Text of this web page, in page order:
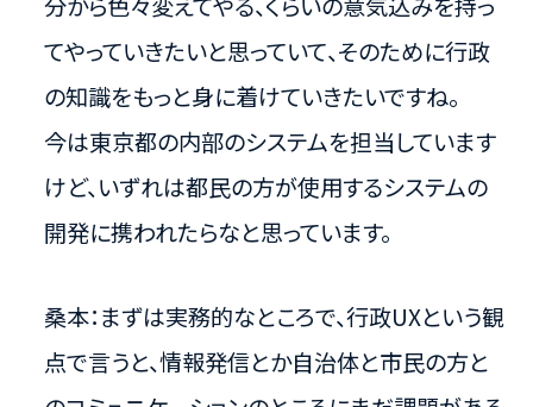
てやっていきたいと思っていて、そのために行政
の知識をもっと身に着けていきたいですね。
今は東京都の内部のシステムを担当しています
けど、いずれは都民の方が使用するシステムの
開発に携われたらなと思っています。
桑本：まずは実務的なところで、行政UXという観
点で言うと、情報発信とか自治体と市民の方と